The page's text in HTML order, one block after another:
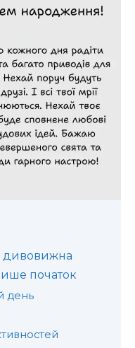
дивовижна
початок
день